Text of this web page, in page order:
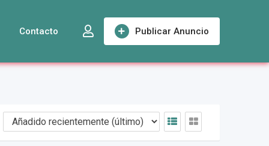
Publicar Anuncio
Contacto